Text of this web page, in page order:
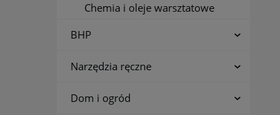
Chemia i oleje warsztatowe
BHP
Narzędzia ręczne
Dom i ogród